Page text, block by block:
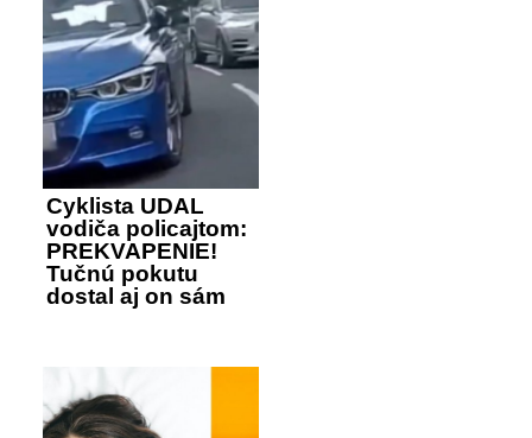
Cyklista UDAL
vodiča policajtom:
PREKVAPENIE!
Tučnú pokutu
dostal aj on sám